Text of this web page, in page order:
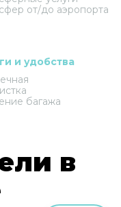
от/до аэропорта
и удобства
багажа
в